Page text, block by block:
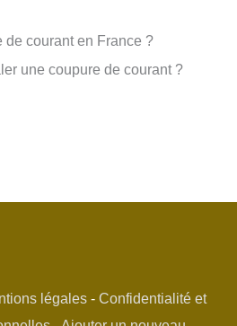
de courant en France ?
une coupure de courant ?
légales- Confidentialité et